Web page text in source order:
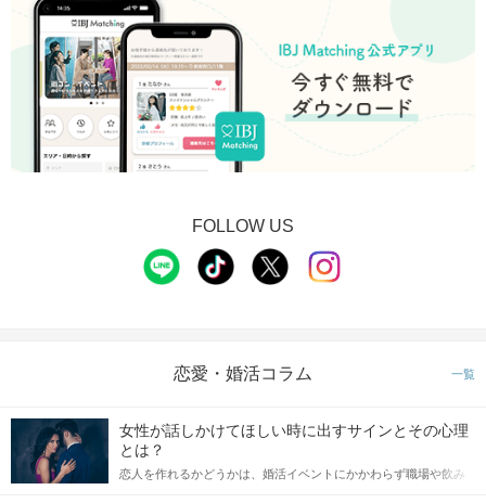
FOLLOW US
恋愛・婚活コラム 一覧
女性が話しかけてほしい時に出すサインとその心理
とは？
恋人を作れるかどうかは、婚活イベントにかかわらず職場や飲み